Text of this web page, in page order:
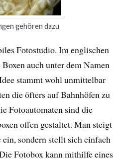
gehören dazu
Fotostudio. Im englischen
auch unter dem Namen
stammt wohl unmittelbar
die öfters auf Bahnhöfen zu
Fotoautomaten sind die
offen gestaltet. Man steigt
sondern stellt sich einfach
Fotobox kann mithilfe eines